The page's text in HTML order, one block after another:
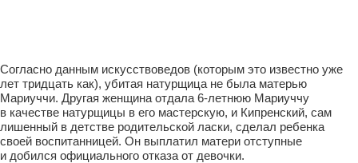
Согласно данным искусствоведов (которым это известно уже
лет тридцать как), убитая натурщица не была матерью
Мариуччи. Другая женщина отдала 6-летнюю Мариуччу
в качестве натурщицы в его мастерскую, и Кипренский, сам
лишенный в детстве родительской ласки, сделал ребенка
своей воспитанницей. Он выплатил матери отступные
и добился официального отказа от девочки.